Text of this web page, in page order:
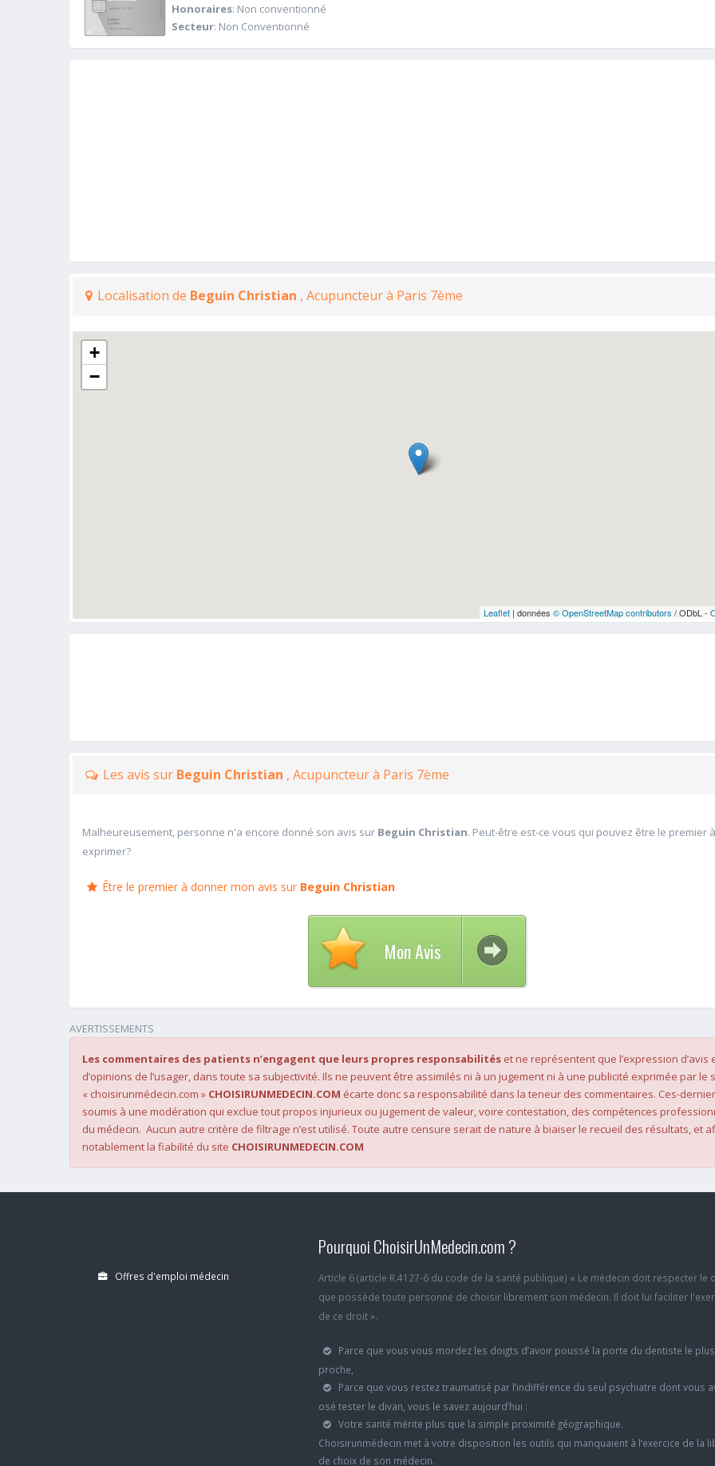
Honoraires: Non conventionné
Secteur: Non Conventionné
Localisation de Beguin Christian , Acupuncteur à Paris 7ème
+
−
Leaflet| données © OpenStreetMap contributors / ODbL -
Les avis sur Beguin Christian , Acupuncteur à Paris 7ème
Malheureusement, personne n'a encore donné son avis sur Beguin Christian. Peut-être est-ce vous qui pouvez être le premier
exprimer?
Être le premier à donner mon avis sur Beguin Christian
Mon Avis
AVERTISSEMENTS
Les commentaires des patients n’engagent que leurs propres responsabilités et ne représentent que l’expression d’avis
d’opinions de l’usager, dans toute sa subjectivité. Ils ne peuvent être assimilés ni à un jugement ni à une publicité exprimée par le
« choisirunmédecin.com » CHOISIRUNMEDECIN.COM écarte donc sa responsabilité dans la teneur des commentaires. Ces-
soumis à une modération qui exclue tout propos injurieux ou jugement de valeur, voire contestation, des compétences
du médecin. Aucun autre critère de filtrage n’est utilisé. Toute autre censure serait de nature à biaiser le recueil des résultats, et
notablement la fiabilité du site CHOISIRUNMEDECIN.COM
Offres d'emploi médecin
Pourquoi ChoisirUnMedecin.com ?
Article 6 (article R.4127-6 du code de la santé publique) « Le médecin doit respecter le
que possède toute personne de choisir librement son médecin. Il doit lui faciliter
de ce droit ».
Parce que vous vous mordez les doigts d’avoir poussé la porte du dentiste le plus
proche,
Parce que vous restez traumatisé par l’indifférence du seul psychiatre dont vous
osé tester le divan, vous le savez aujourd’hui :
Votre santé mérite plus que la simple proximité géographique.
Choisirunmédecin met à votre disposition les outils qui manquaient à l’exercice de la
de choix de son médecin.